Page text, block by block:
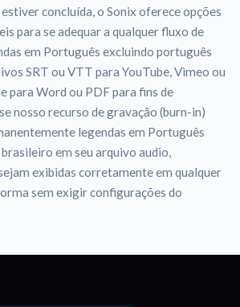
concluída, o Sonix oferece opções
para se adequar a qualquer fluxo de
em Português excluindo português
SRT ou VTT para YouTube, Vimeo ou
para Word ou PDF para fins de
nosso recurso de gravação (burn-in)
legendas em Português
em seu arquivo audio,
exibidas corretamente em qualquer
sem exigir configurações do